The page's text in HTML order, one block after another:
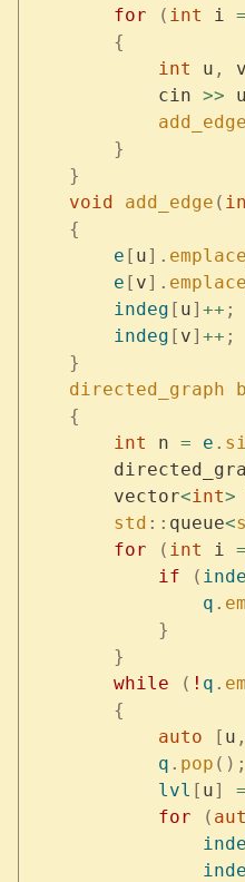
        for
( int i =
        {
            int
u , v
            cin
>>
            add_edge
        }
    }
    void
add_edge (
    {
        e
[ u].
        e
[ v].
        indeg
[ u] ++ ;
        indeg
[ v] ++ ;
    }
    directed_graph
    {
        int
n = e .
        vector
<int>
        std
:: queue<
        for
( int i =
            if
(
                q
.
            }
        }
        while
( ! q .
        {
            auto
[ u ,
            q
. pop ();
            lvl
[ u] =
            for
(